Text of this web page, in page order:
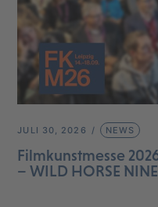
JULI 30, 2026 NEWS
Filmkunstmesse
– WILD HORSE